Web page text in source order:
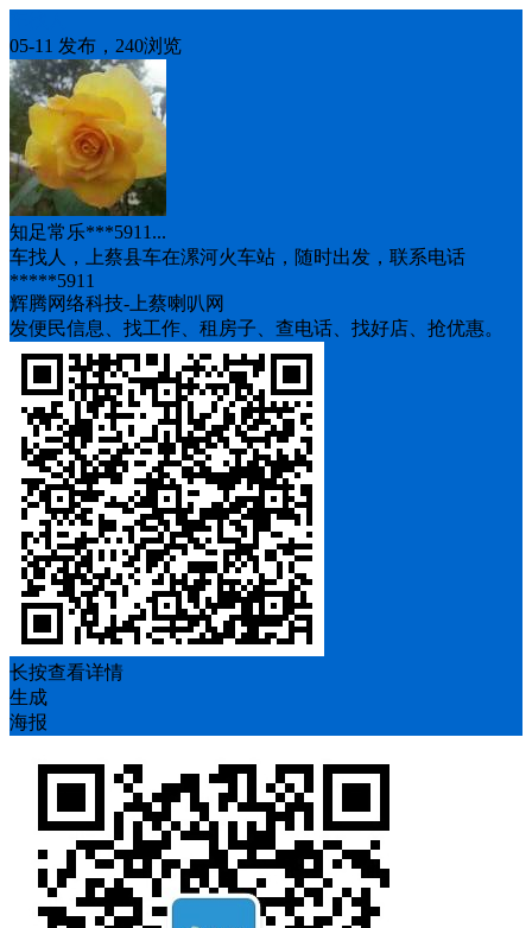
05-11 发布，240浏览
知足常乐***5911...
车找人，上蔡县车在漯河火车站，随时出发，联系电话
*****5911
辉腾网络科技-上蔡喇叭网
发便民信息、找工作、租房子、查电话、找好店、抢优惠。
长按查看详情
生成
海报